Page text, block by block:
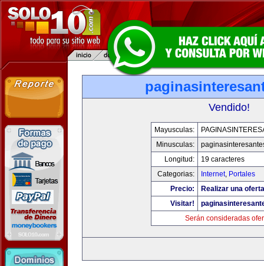
Vendido!
Mayusculas:
Minusculas:
Longitud:
19 caracteres
Categorias:
Internet, Portales
Precio:
Realizar una
Visitar!
Serán consideradas